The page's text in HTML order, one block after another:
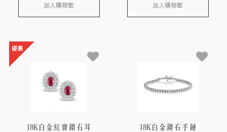
加入購物籃 加入購物籃
18K白金紅寶鑽石耳
18K白金鑽石手鏈